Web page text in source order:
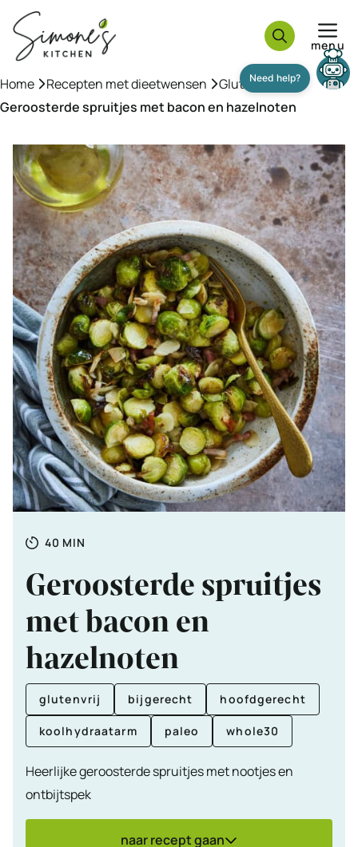
naar
inhoud
menu
Home »Recepten met dieetwensen »Glutenvrij»
Geroosterde spruitjes met bacon en hazelnoten
Totale
40 MINUTEN
MIN
Geroosterde spruitjes
met bacon en
hazelnoten
glutenvrij bijgerecht hoofdgerecht
koolhydraatarm paleo whole30
Heerlijke geroosterde spruitjes met nootjes en
ontbijtspek
naar recept gaan